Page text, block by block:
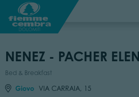
NENEZ - PACHER
Bed & Breakfast
Giovo VIA CARRAIA, 15